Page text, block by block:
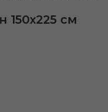
150х225 см